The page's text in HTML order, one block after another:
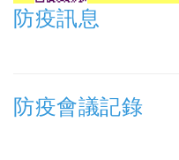
:::
防疫訊息
防疫會議記錄